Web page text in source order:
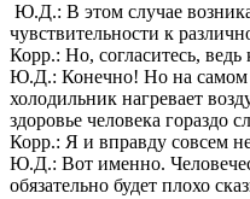
Ю.Д.: В этом случае
чувствительности к
Корр.: Но, согласитесь,
Ю.Д.: Конечно! Но на самом
холодильник нагревает
здоровье человека гораздо
Корр.: Я и вправду совсем
Ю.Д.: Вот именно.
обязательно будет плохо